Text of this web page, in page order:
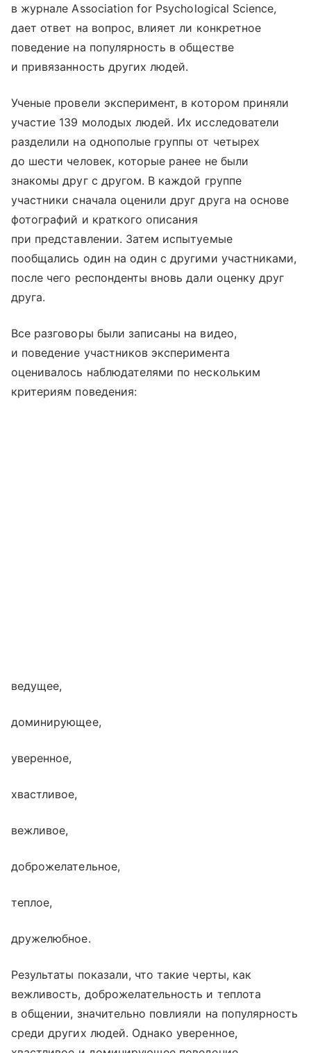
в журнале Association for Psychological Science,
дает ответ на вопрос, влияет ли конкретное
поведение на популярность в обществе
и привязанность других людей.
Ученые провели эксперимент, в котором приняли
участие 139 молодых людей. Их исследователи
разделили на однополые группы от четырех
до шести человек, которые ранее не были
знакомы друг с другом. В каждой группе
участники сначала оценили друг друга на основе
фотографий и краткого описания
при представлении. Затем испытуемые
пообщались один на один с другими участниками,
после чего респонденты вновь дали оценку друг
друга.
Все разговоры были записаны на видео,
и поведение участников эксперимента
оценивалось наблюдателями по нескольким
критериям поведения:
ведущее,
доминирующее,
уверенное,
хвастливое,
вежливое,
доброжелательное,
теплое,
дружелюбное.
Результаты показали, что такие черты, как
вежливость, доброжелательность и теплота
в общении, значительно повлияли на популярность
среди других людей. Однако уверенное,